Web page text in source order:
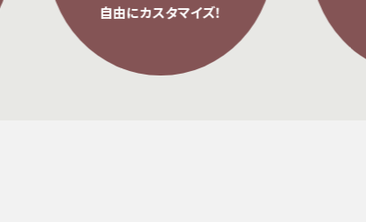
自由にカスタマイズ！
共有も簡単